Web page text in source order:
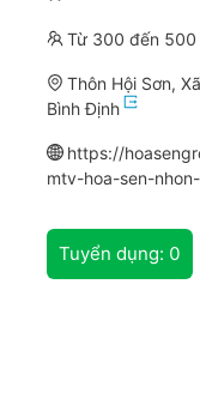
Từ 300 đến 500
Thôn Hội Sơn,
Bình Định
https://
mtv-hoa-sen-
Tuyển dụng: 0